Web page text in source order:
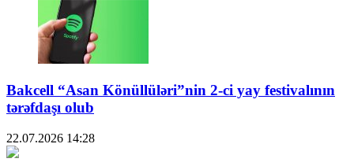
Bakcell “Asan Könüllüləri”nin 2-ci yay festivalının
tərəfdaşı olub
22.07.2026 14:28